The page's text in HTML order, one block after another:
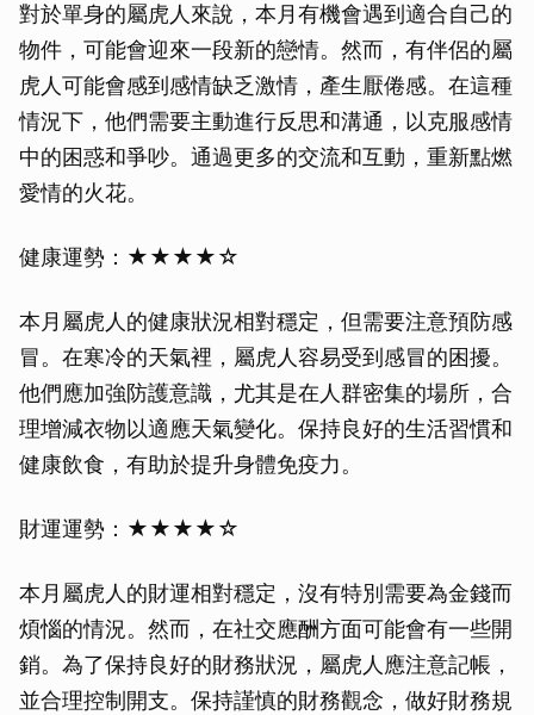
對於單身的屬虎人來說，本月有機會遇到適合自己的
物件，可能會迎來一段新的戀情。然而，有伴侶的屬
虎人可能會感到感情缺乏激情，產生厭倦感。在這種
情況下，他們需要主動進行反思和溝通，以克服感情
中的困惑和爭吵。通過更多的交流和互動，重新點燃
愛情的火花。
健康運勢：★★★★☆
本月屬虎人的健康狀況相對穩定，但需要注意預防感
冒。在寒冷的天氣裡，屬虎人容易受到感冒的困擾。
他們應加強防護意識，尤其是在人群密集的場所，合
理增減衣物以適應天氣變化。保持良好的生活習慣和
健康飲食，有助於提升身體免疫力。
財運運勢：★★★★☆
本月屬虎人的財運相對穩定，沒有特別需要為金錢而
煩惱的情況。然而，在社交應酬方面可能會有一些開
銷。為了保持良好的財務狀況，屬虎人應注意記帳，
並合理控制開支。保持謹慎的財務觀念，做好財務規